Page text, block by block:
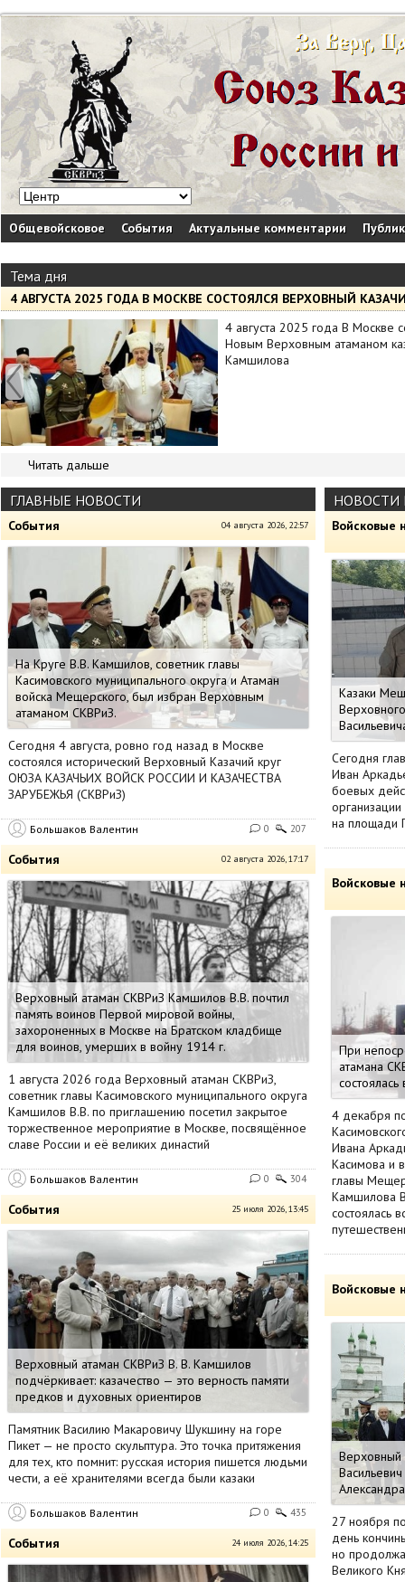
Общевойсковое События Актуальные комментарии
Тема дня
4 АВГУСТА 2025 ГОДА В МОСКВЕ СОСТОЯЛСЯ ВЕРХОВНЫЙ
4 августа 2025 года В Москве
Новым Верховным атаманом
Камшилова
Читать дальше
ГЛАВНЫЕ НОВОСТИ
События 04 августа 2026, 22:57
На Круге В.В. Камшилов, советник главы
Касимовского муниципального округа и Атаман
войска Мещерского, был избран Верховным
атаманом СКВРиЗ.
Сегодня 4 августа, ровно год назад в Москве
состоялся исторический Верховный Казачий круг
ОЮЗА КАЗАЧЬИХ ВОЙСК РОССИИ И КАЗАЧЕСТВА
ЗАРУБЕЖЬЯ (СКВРиЗ)
Большаков Валентин 0 207
События 02 августа 2026, 17:17
Верховный атаман СКВРиЗ Камшилов В.В. почтил
память воинов Первой мировой войны,
захороненных в Москве на Братском кладбище
для воинов, умерших в войну 1914 г.
1 августа 2026 года Верховный атаман СКВРиЗ,
советник главы Касимовского муниципального округа
Камшилов В.В. по приглашению посетил закрытое
торжественное мероприятие в Москве, посвящённое
славе России и её великих династий
Большаков Валентин 0 304
События 25 июля 2026, 13:45
Верховный атаман СКВРиЗ В. В. Камшилов
подчёркивает: казачество — это верность памяти
предков и духовных ориентиров
Памятник Василию Макаровичу Шукшину на горе
Пикет — не просто скульптура. Это точка притяжения
для тех, кто помнит: русская история пишется людьми
чести, а её хранителями всегда были казаки
Большаков Валентин 0 435
События 24 июля 2026, 14:25
НОВОСТИ
Войсковые
Казаки
Сегодня
Иван
боевых
на площади
Войсковые
При
атамана
4 декабря
Ивана
Касимова и
главы
Камшилова
состоялась
Войсковые
Верховный
27 ноября
день
но
Великого